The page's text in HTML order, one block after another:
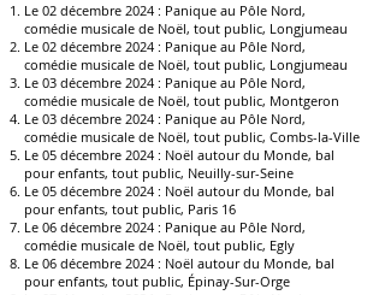
Le 02 décembre 2024 : Panique au Pôle Nord,
comédie musicale de Noël, tout public, Longjumeau
Le 02 décembre 2024 : Panique au Pôle Nord,
comédie musicale de Noël, tout public, Longjumeau
Le 03 décembre 2024 : Panique au Pôle Nord,
comédie musicale de Noël, tout public, Montgeron
Le 03 décembre 2024 : Panique au Pôle Nord,
comédie musicale de Noël, tout public, Combs-la-Ville
Le 05 décembre 2024 : Noël autour du Monde, bal
pour enfants, tout public, Neuilly-sur-Seine
Le 05 décembre 2024 : Noël autour du Monde, bal
pour enfants, tout public, Paris 16
Le 06 décembre 2024 : Panique au Pôle Nord,
comédie musicale de Noël, tout public, Egly
Le 06 décembre 2024 : Noël autour du Monde, bal
pour enfants, tout public, Épinay-Sur-Orge